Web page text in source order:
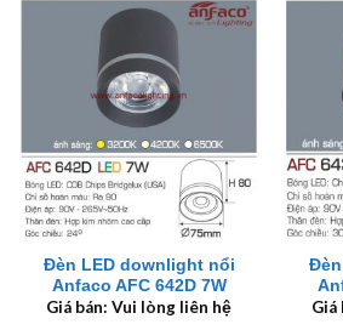
Đèn LED downlight nổi
Anfaco AFC 642D 7W
Giá bán: Vui lòng liên hệ Giá